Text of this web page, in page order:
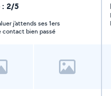
: 2/5
j'attends ses 1ers
vous le contact bien passé